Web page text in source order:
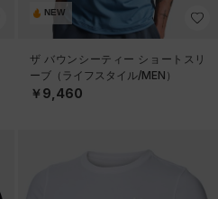
NEW
ザ バウンシーティー ショートスリ
ーブ（ライフスタイル/MEN）
￥9,460